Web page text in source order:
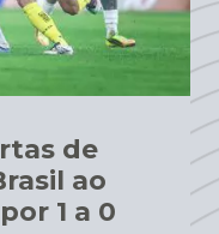
de
ao
1 a 0